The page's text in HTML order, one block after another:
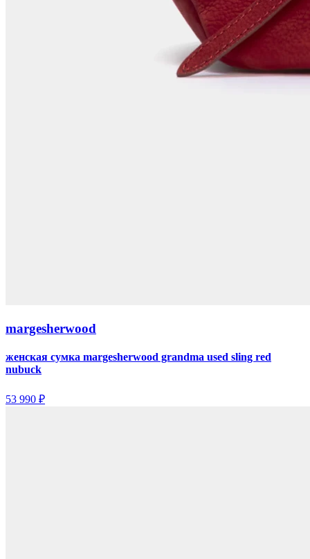
margesherwood
женская сумка margesherwood grandma used sling red
nubuck
53 990 ₽